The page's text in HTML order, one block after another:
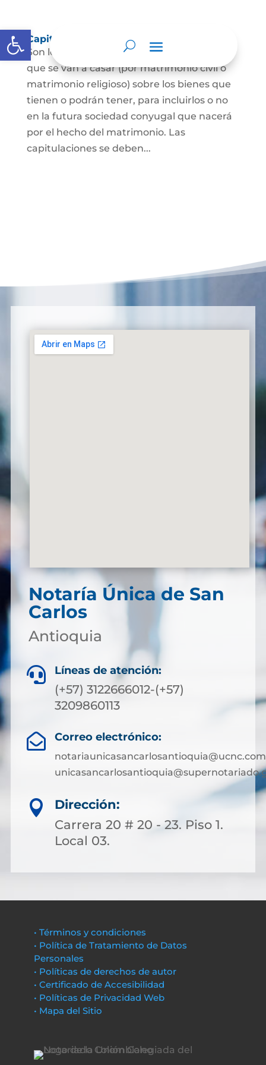
Abrir barra de herramientas
Capitulaciones Matrimoniales
Son los acuerdos que hacen las personas
que se van a casar (por matrimonio civil o
matrimonio religioso) sobre los bienes que
tienen o podrán tener, para incluirlos o no
en la futura sociedad conyugal que nacerá
por el hecho del matrimonio. Las
capitulaciones se deben...
Notaría Única de San
Carlos
Antioquia
 Líneas de atención:
(+57) 3122666012-(+57)
3209860113
 Correo electrónico:

Dirección:
Carrera 20 # 20 - 23. Piso 1.
Local 03.
• Términos y condiciones
• Política de Tratamiento de Datos
Personales
• Políticas de derechos de autor
• Certificado de Accesibilidad
• Políticas de Privacidad Web
• Mapa del Sitio